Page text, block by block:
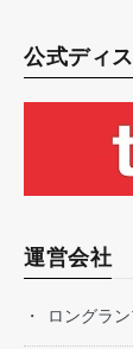
公式ディ
運営会社
ロングラ